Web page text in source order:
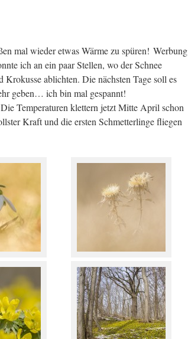
Werbung
mal wieder etwas Wärme zu spüren!
ich an ein paar Stellen, wo der Schnee
Krokusse ablichten. Die nächsten Tage soll es
geben… ich bin mal gespannt!
Temperaturen klettern jetzt Mitte April schon
Kraft und die ersten Schmetterlinge fliegen